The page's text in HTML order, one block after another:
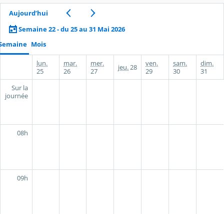
Aujourd’hui
Semaine 22 - du 25 au 31 Mai 2026
Mois
lun.
25
mar.
26
mer.
27
jeu.28
ven.
29
sam.
30
dim.
31
Sur la
journée
08h
09h